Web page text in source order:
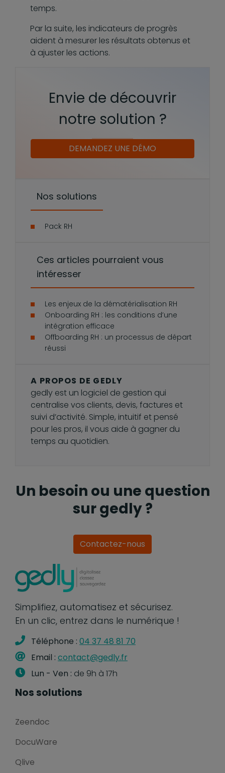
temps.
Par la suite, les indicateurs de progrès
aident à mesurer les résultats obtenus et
à ajuster les actions.
Envie de découvrir
notre solution ?
DEMANDEZ UNE DÉMO
Nos solutions
Pack RH
Ces articles pourraient vous
intéresser
Les enjeux de la dématérialisation RH
Onboarding RH : les conditions d’une
intégration efficace
Offboarding RH : un processus de départ
réussi
A PROPOS DE GEDLY
gedly est un logiciel de gestion qui
centralise vos clients, devis, factures et
suivi d’activité. Simple, intuitif et pensé
pour les pros, il vous aide à gagner du
temps au quotidien.
Un besoin ou une question
sur gedly ?
Contactez-nous
Simplifiez, automatisez et sécurisez.
En un clic, entrez dans le numérique !
Téléphone : 04 37 48 81 70
Email : contact@gedly.fr
Lun - Ven : de 9h à 17h
Nos solutions
Zeendoc
DocuWare
Qlive